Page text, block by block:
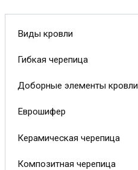
Виды кровли
Гибкая черепица
Доборные элементы кровли
Еврошифер
Керамическая черепица
Композитная черепица